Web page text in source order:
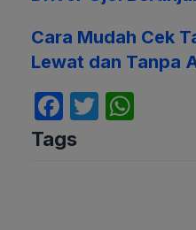
Cara Mudah Cek
Lewat dan Tanpa
F
a
T
Tags